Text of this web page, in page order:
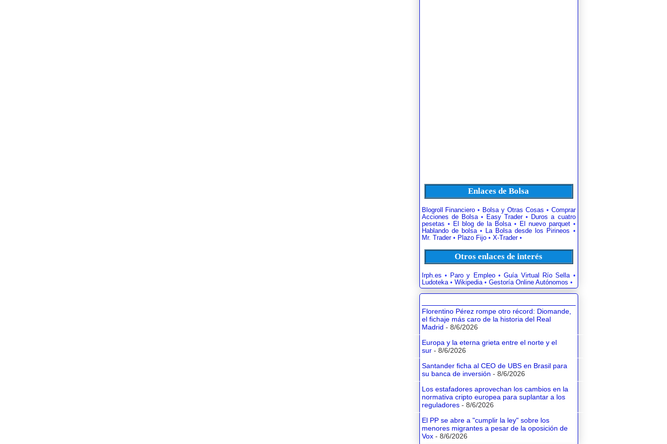
Enlaces de Bolsa
Blogroll Financiero • Bolsa y Otras Cosas • Comprar
Acciones de Bolsa• Easy Trader•
Duros a cuatro
pesetas • El blog de la Bolsa• El nuevo parquet•
Hablando de bolsa• La Bolsa desde los Pirineos •
Mr. Trader• Plazo Fijo• X-Trader•
Otros enlaces de interés
Irph.es • Paro y Empleo•Guía Virtual Río Sella•
Ludoteka• Wikipedia• Gestoría Online Autónomos •
Florentino Pérez rompe otro récord: Diomande,
el fichaje más caro de la historia del Real
Madrid - 8/6/2026
Europa y la eterna grieta entre el norte y el
sur- 8/6/2026
Santander ficha al CEO de UBS en Brasil para
su banca de inversión - 8/6/2026
Los estafadores aprovechan los cambios en la
normativa cripto europea para suplantar a los
reguladores- 8/6/2026
El PP se abre a "cumplir la ley" sobre los
menores migrantes a pesar de la oposición de
Vox- 8/6/2026